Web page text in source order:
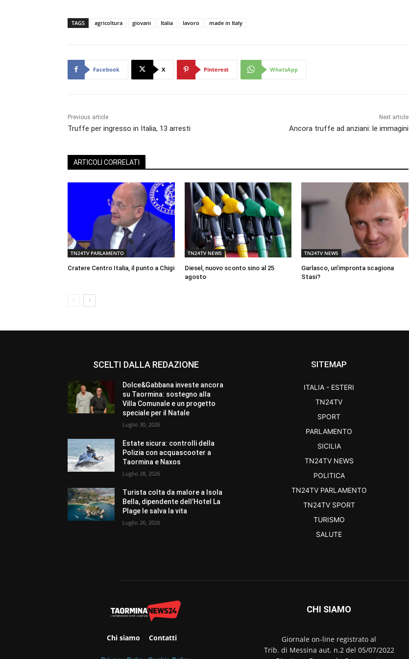
TAGS agricoltura giovani Italia lavoro made in Italy
Facebook X Pinterest WhatsApp
Previous article
Truffe per ingresso in Italia, 13 arresti
Next article
Ancora truffe ad anziani: le immagini
ARTICOLI CORRELATI
TN24TV PARLAMENTO
Cratere Centro Italia, il punto a Chigi
TN24TV NEWS
Diesel, nuovo sconto sino al 25
agosto
TN24TV NEWS
Garlasco, un’impronta scagiona
Stasi?
SCELTI DALLA REDAZIONE
Dolce&Gabbana investe ancora
su Taormina: sostegno alla
Villa Comunale e un progetto
speciale per il Natale
Luglio 30, 2026
Estate sicura: controlli della
Polizia con acquascooter a
Taormina e Naxos
Luglio 28, 2026
Turista colta da malore a Isola
Bella, dipendente dell’Hotel La
Plage le salva la vita
Luglio 26, 2026
SITEMAP
ITALIA - ESTERI
TN24TV
SPORT
PARLAMENTO
SICILIA
TN24TV NEWS
POLITICA
TN24TV PARLAMENTO
TN24TV SPORT
TURISMO
SALUTE
Chi siamo Contatti
CHI SIAMO
Giornale on-line registrato al
Trib. di Messina aut. n.2 del 05/07/2022